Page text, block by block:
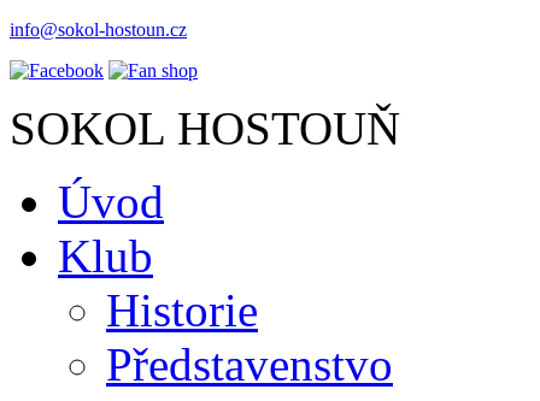
info@sokol-hostoun.cz
SOKOL HOSTOUŇ
Úvod
Klub
Historie
Představenstvo